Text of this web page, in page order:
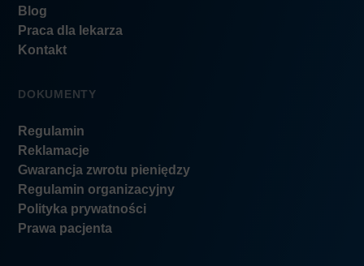
Blog
Praca dla lekarza
Kontakt
DOKUMENTY
Regulamin
Reklamacje
Gwarancja zwrotu pieniędzy
Regulamin organizacyjny
Polityka prywatności
Prawa pacjenta